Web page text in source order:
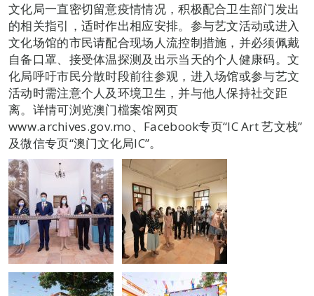
文化局一直密切留意疫情情况，积极配合卫生部门发出
的相关指引，适时作出相应安排。参与艺文活动或进入
文化场馆的市民请配合现场人流控制措施，并必须佩戴
自备口罩、接受体温探测及出示当天的个人健康码。文
化局呼吁市民分散时段前往参观，进入场馆或参与艺文
活动时需注意个人及环境卫生，并与他人保持社交距
离。详情可浏览澳门檔案馆网页
www.archives.gov.mo、Facebook专页“IC Art 艺文栈”
及微信专页“澳门文化局IC”。